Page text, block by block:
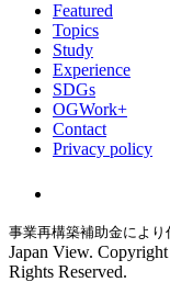
Featured
Topics
Study
Experience
SDGs
OGWork+
Contact
Privacy policy
事業再構築補助金により
Japan View.
Rights Reserved.